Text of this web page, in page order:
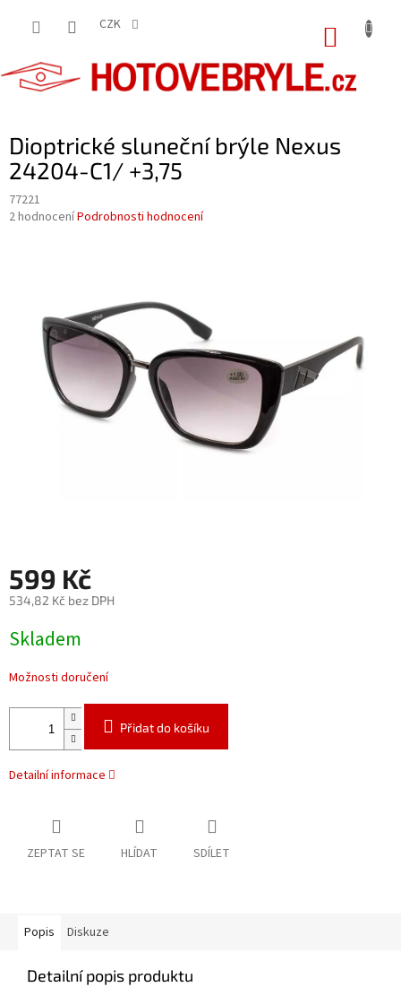
CZK
Dioptrické sluneční brýle Nexus
24204-C1/ +3,75
77221
Průměrné
hvězdiček.
2 hodnoceníPodrobnosti hodnocení
599 Kč
534,82 Kč bez DPH
cena:
Skladem
Možnosti doručení
Přidat do košíku
Detailní informace
ZEPTAT SE HLÍDAT SDÍLET
Popis Diskuze
Detailní popis produktu